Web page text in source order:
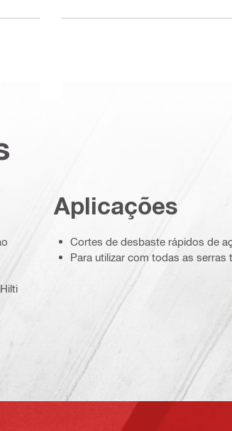
Aplicações
Cortes de desbaste rápidos de
Para utilizar com todas as